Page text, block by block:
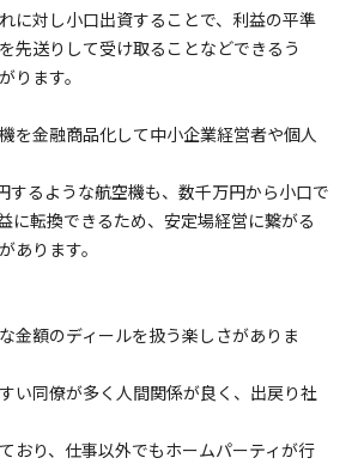
に対し小口出資することで、利益の平準
先送りして受け取ることなどできるう
ります。
を金融商品化して中小企業経営者や個人
するような航空機も、数千万円から小口で
に転換できるため、安定場経営に繋がる
あります。
金額のディールを扱う楽しさがありま
い同僚が多く人間関係が良く、出戻り社
おり、仕事以外でもホームパーティが行